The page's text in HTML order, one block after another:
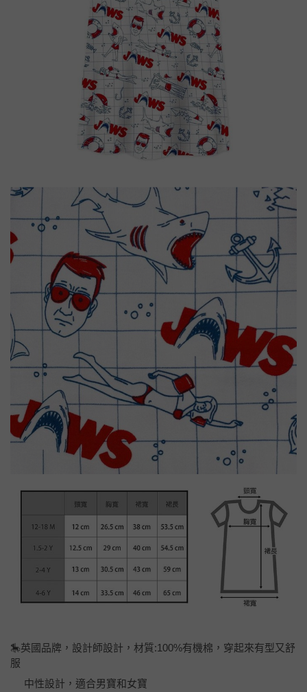
🎠英國品牌，設計師設計，材質:100%有機棉，穿起來有型又舒
服
中性設計，適合男寶和女寶